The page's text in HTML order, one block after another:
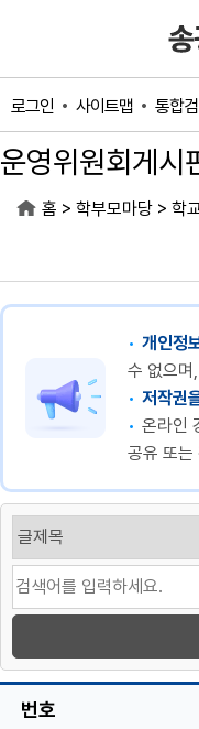
로그인 사이트맵 통합
운영위원회게시
홈 > 학부모마당 > 학
개인정
수 없으며
저작권
온라인
공유 또는
번호